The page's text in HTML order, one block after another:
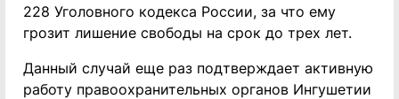
228 Уголовного кодекса России, за что ему
грозит лишение свободы на срок до трех лет.
Данный случай еще раз подтверждает активную
работу правоохранительных органов Ингушетии